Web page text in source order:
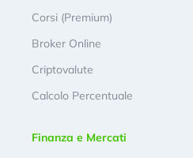
Corsi (Premium)
Broker Online
Criptovalute
Calcolo Percentuale
Finanza e Mercati